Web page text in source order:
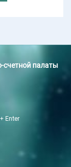
счетной палаты
Enter